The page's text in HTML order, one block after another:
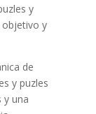
y
objetivo y
de
y puzles
y una